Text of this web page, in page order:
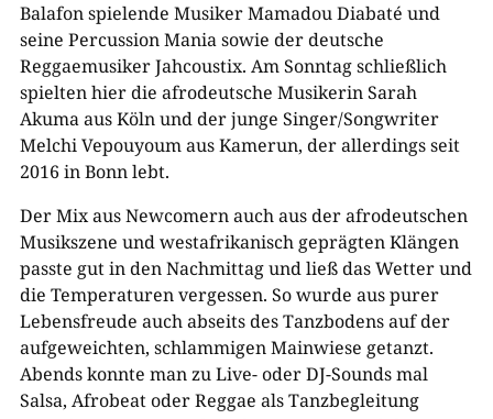
Balafon spielende Musiker Mamadou Diabaté und
seine Percussion Mania sowie der deutsche
Reggaemusiker Jahcoustix. Am Sonntag schließlich
spielten hier die afrodeutsche Musikerin Sarah
Akuma aus Köln und der junge Singer/Songwriter
Melchi Vepouyoum aus Kamerun, der allerdings seit
2016 in Bonn lebt.
Der Mix aus Newcomern auch aus der afrodeutschen
Musikszene und westafrikanisch geprägten Klängen
passte gut in den Nachmittag und ließ das Wetter und
die Temperaturen vergessen. So wurde aus purer
Lebensfreude auch abseits des Tanzbodens auf der
aufgeweichten, schlammigen Mainwiese getanzt.
Abends konnte man zu Live- oder DJ-Sounds mal
Salsa, Afrobeat oder Reggae als Tanzbegleitung